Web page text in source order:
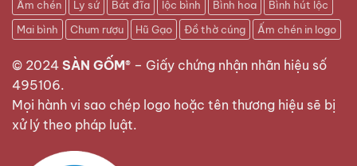
Ấm chén Ly sứ Bát đĩa lộc bình Bình hoa
Bình hút lộc
Mai bình
Chum rượu Hũ Gạo Đồ thờ cúng Ấm chén in logo
© 2024 SÀN GỐM® – Giấy chứng nhận nhãn hiệu số
495106.
Mọi hành vi sao chép logo hoặc tên thương hiệu sẽ bị
xử lý theo pháp luật.